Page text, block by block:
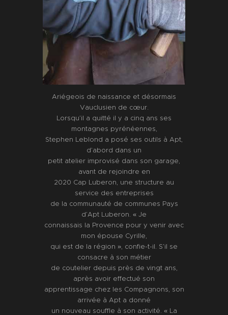
Ariégeois de naissance et désormais
Vauclusien de cœur.
Lorsqu’il a quitté il y a cinq ans ses
montagnes pyrénéennes,
Stephen Leblond a posé ses outils à Apt,
d’abord dans un
petit atelier improvisé dans son garage,
avant de rejoindre en
2020 Cap Luberon, une structure au
service des entreprises
de la communauté de communes Pays
d’Apt Luberon. « Je
connaissais la Provence pour y venir avec
mon épouse Cyrille,
qui est de la région », confie-t-il. S’il se
consacre à son métier
de coutelier depuis près de vingt ans,
après avoir effectué son
apprentissage chez les Compagnons, son
arrivée à Apt a donné
un nouveau souffle à son activité. « La